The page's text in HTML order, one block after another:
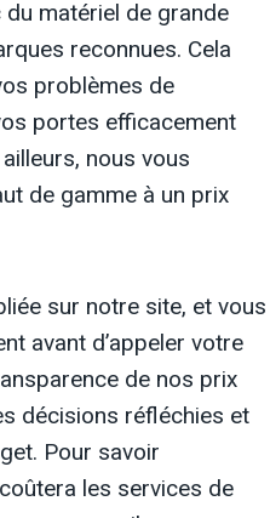
matériel de grande
reconnues. Cela
problèmes de
portes efficacement
nous vous
de gamme à un prix
sur notre site, et vous
avant d’appeler votre
de nos prix
décisions réfléchies et
Pour savoir
les services de